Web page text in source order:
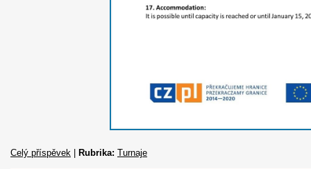
Celý příspěvek Rubrika: Turnaje